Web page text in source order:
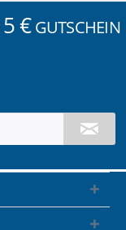
5 €GUTSCHEIN